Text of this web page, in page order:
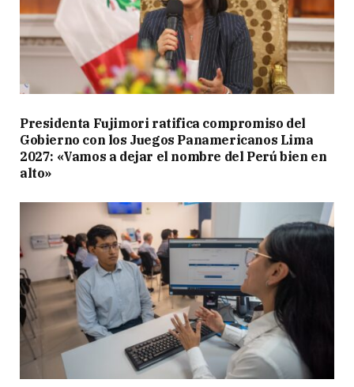
Presidenta Fujimori ratifica compromiso del
Gobierno con los Juegos Panamericanos Lima
2027: «Vamos a dejar el nombre del Perú bien en
alto»